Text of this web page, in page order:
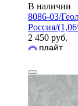
В наличии
8086-03/
Россия/
2 450 руб.